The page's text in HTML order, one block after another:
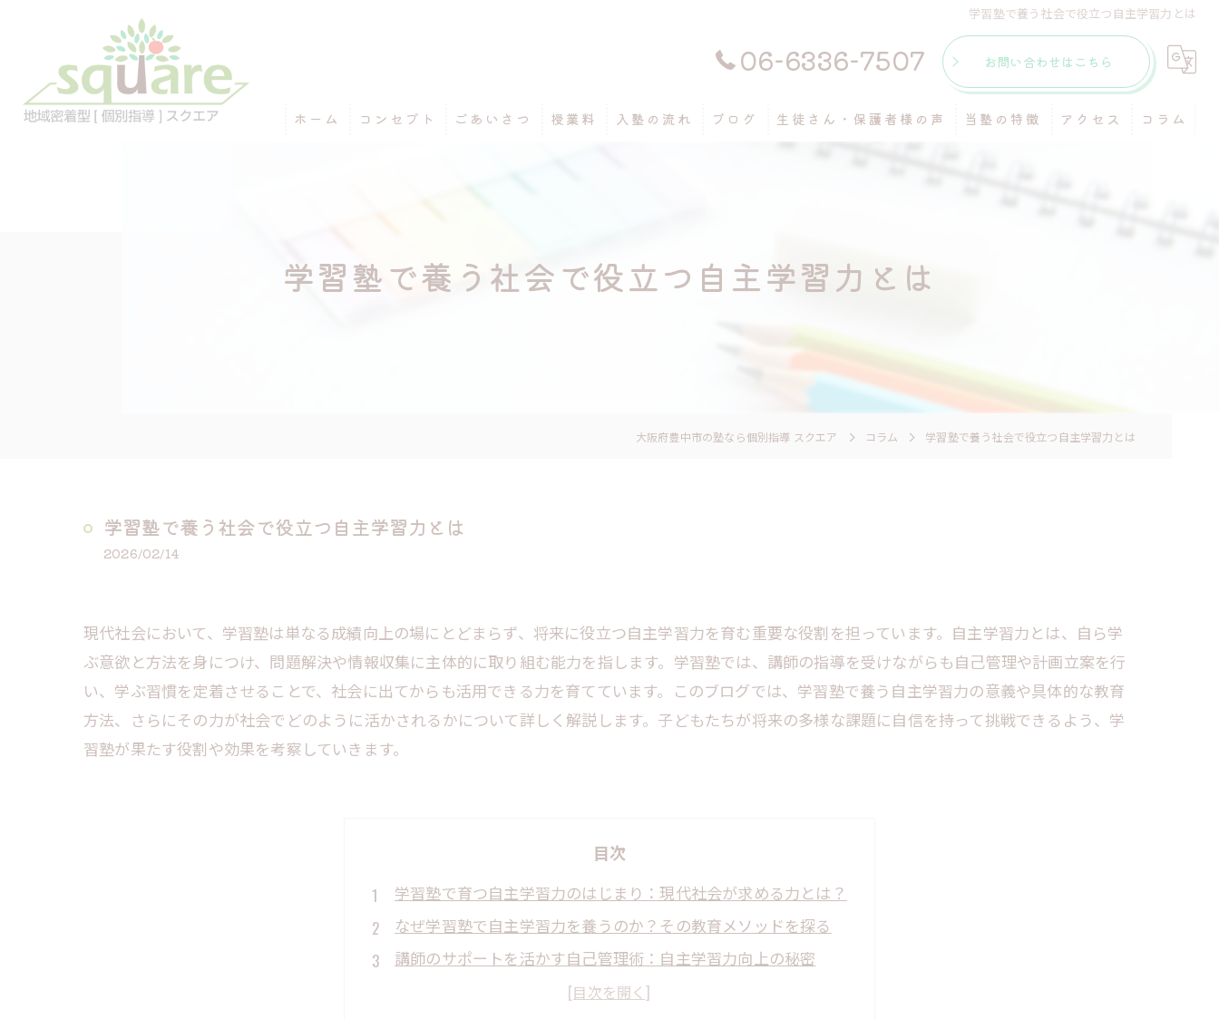
学習塾で養う社会で役立つ自主学習力とは
06-6336-7507 お問い合わせはこちら
ホーム コンセプト ごあいさつ 授業料 入塾の流れ ブログ 生徒さん・保護者様の声 当塾の特徴 アクセス コラム
学習塾で養う社会で役立つ自主学習力とは
大阪府豊中市の塾なら個別指導 スクエア コラム 学習塾で養う社会で役立つ自主学習力とは
学習塾で養う社会で役立つ自主学習力とは
2026/02/14
現代社会において、学習塾は単なる成績向上の場にとどまらず、将来に役立つ自主学習力を育む重要な役割を担っています。自主学習力とは、自ら学
ぶ意欲と方法を身につけ、問題解決や情報収集に主体的に取り組む能力を指します。学習塾では、講師の指導を受けながらも自己管理や計画立案を行
い、学ぶ習慣を定着させることで、社会に出てからも活用できる力を育てています。このブログでは、学習塾で養う自主学習力の意義や具体的な教育
方法、さらにその力が社会でどのように活かされるかについて詳しく解説します。子どもたちが将来の多様な課題に自信を持って挑戦できるよう、学
習塾が果たす役割や効果を考察していきます。
目次
学習塾で育つ自主学習力のはじまり：現代社会が求める力とは？
なぜ学習塾で自主学習力を養うのか？その教育メソッドを探る
講師のサポートを活かす自己管理術：自主学習力向上の秘密
計画立案から習慣化へ：学習塾で身につける持続する学びの力